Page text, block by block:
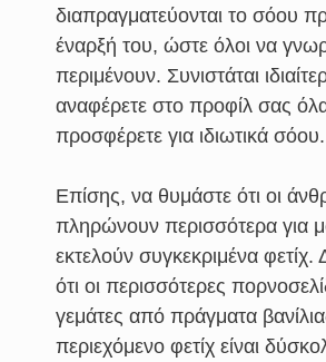
διαπραγματεύονται το σόου
έναρξή του, ώστε όλοι να
περιμένουν. Συνιστάται
αναφέρετε στο προφίλ σας
προσφέρετε για ιδιωτικά σόου.
Επίσης, να θυμάστε ότι οι
πληρώνουν περισσότερα για
εκτελούν συγκεκριμένα φετίχ.
ότι οι περισσότερες
γεμάτες από πράγματα
περιεχόμενο φετίχ είναι